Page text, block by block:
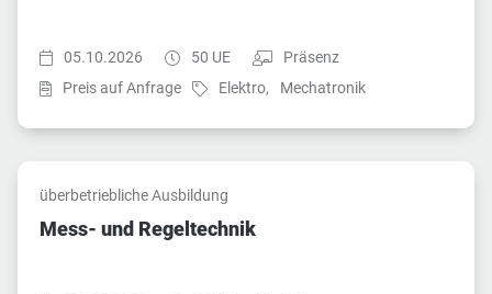
Startzeit:
05.10.2026 Dauer:
50 UE Teilnahmeart:
Präsenz
Preis auf Anfrage
Fach:
Elektro, Fach:
Mechatronik
überbetriebliche Ausbildung
Mess- und Regeltechnik